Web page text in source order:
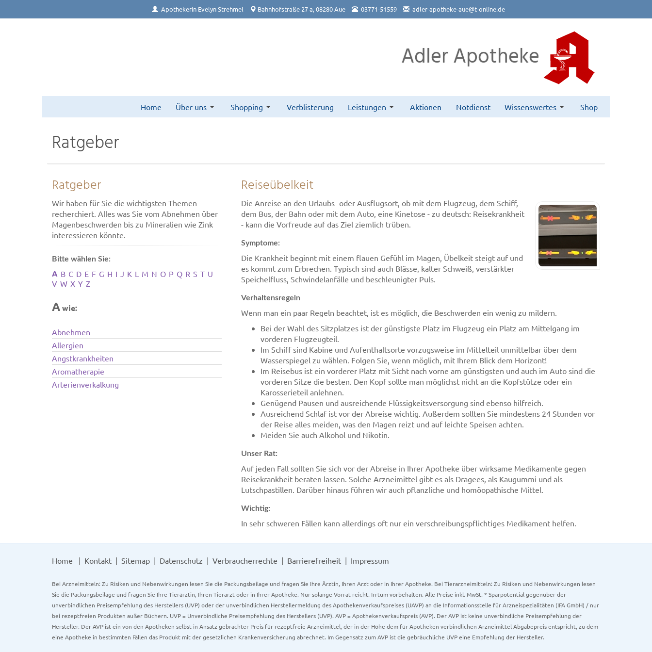
Apothekerin Evelyn Strehmel Bahnhofstraße 27 a, 08280 Aue 03771-51559 adler-apotheke-aue@t-online.de
Adler Apotheke
Home Über uns Shopping Verblisterung Leistungen Aktionen Notdienst Wissenswertes Shop
Ratgeber
Ratgeber
Wir haben für Sie die wichtigsten Themen
recherchiert. Alles was Sie vom Abnehmen über
Magenbeschwerden bis zu Mineralien wie Zink
interessieren könnte.
Bitte wählen Sie:
A B C D E F G H I J K L M N O P Q R S T U
V W X Y Z
Awie:
Abnehmen
Allergien
Angstkrankheiten
Aromatherapie
Arterienverkalkung
Reiseübelkeit
Die Anreise an den Urlaubs- oder Ausflugsort, ob mit dem Flugzeug, dem Schiff,
dem Bus, der Bahn oder mit dem Auto, eine Kinetose - zu deutsch: Reisekrankheit
- kann die Vorfreude auf das Ziel ziemlich trüben.
Symptome:
Die Krankheit beginnt mit einem flauen Gefühl im Magen, Übelkeit steigt auf und
es kommt zum Erbrechen. Typisch sind auch Blässe, kalter Schweiß, verstärkter
Speichelfluss, Schwindelanfälle und beschleunigter Puls.
Verhaltensregeln
Wenn man ein paar Regeln beachtet, ist es möglich, die Beschwerden ein wenig zu mildern.
Bei der Wahl des Sitzplatzes ist der günstigste Platz im Flugzeug ein Platz am Mittelgang im
vorderen Flugzeugteil.
Im Schiff sind Kabine und Aufenthaltsorte vorzugsweise im Mittelteil unmittelbar über dem
Wasserspiegel zu wählen. Folgen Sie, wenn möglich, mit Ihrem Blick dem Horizont!
Im Reisebus ist ein vorderer Platz mit Sicht nach vorne am günstigsten und auch im Auto sind die
vorderen Sitze die besten. Den Kopf sollte man möglichst nicht an die Kopfstütze oder ein
Karosserieteil anlehnen.
Genügend Pausen und ausreichende Flüssigkeitsversorgung sind ebenso hilfreich.
Ausreichend Schlaf ist vor der Abreise wichtig. Außerdem sollten Sie mindestens 24 Stunden vor
der Reise alles meiden, was den Magen reizt und auf leichte Speisen achten.
Meiden Sie auch Alkohol und Nikotin.
Unser Rat:
Auf jeden Fall sollten Sie sich vor der Abreise in Ihrer Apotheke über wirksame Medikamente gegen
Reisekrankheit beraten lassen. Solche Arzneimittel gibt es als Dragees, als Kaugummi und als
Lutschpastillen. Darüber hinaus führen wir auch pflanzliche und homöopathische Mittel.
Wichtig:
In sehr schweren Fällen kann allerdings oft nur ein verschreibungspflichtiges Medikament helfen.
Home Kontakt Sitemap Datenschutz Verbraucherrechte Barrierefreiheit Impressum
Bei Arzneimitteln: Zu Risiken und Nebenwirkungen lesen Sie die Packungsbeilage und fragen Sie Ihre Ärztin, Ihren Arzt oder in Ihrer Apotheke. Bei Tierarzneimitteln: Zu Risiken und Nebenwirkungen lesen
Sie die Packungsbeilage und fragen Sie Ihre Tierärztin, Ihren Tierarzt oder in Ihrer Apotheke. Nur solange Vorrat reicht. Irrtum vorbehalten. Alle Preise inkl. MwSt. * Sparpotential gegenüber der
unverbindlichen Preisempfehlung des Herstellers (UVP) oder der unverbindlichen Herstellermeldung des Apothekenverkaufspreises (UAVP) an die Informationsstelle für Arzneispezialitäten (IFA GmbH) / nur
bei rezeptfreien Produkten außer Büchern. UVP = Unverbindliche Preisempfehlung des Herstellers (UVP). AVP = Apothekenverkaufspreis (AVP). Der AVP ist keine unverbindliche Preisempfehlung der
Hersteller. Der AVP ist ein von den Apotheken selbst in Ansatz gebrachter Preis für rezeptfreie Arzneimittel, der in der Höhe dem für Apotheken verbindlichen Arzneimittel Abgabepreis entspricht, zu dem
eine Apotheke in bestimmten Fällen das Produkt mit der gesetzlichen Krankenversicherung abrechnet. Im Gegensatz zum AVP ist die gebräuchliche UVP eine Empfehlung der Hersteller.